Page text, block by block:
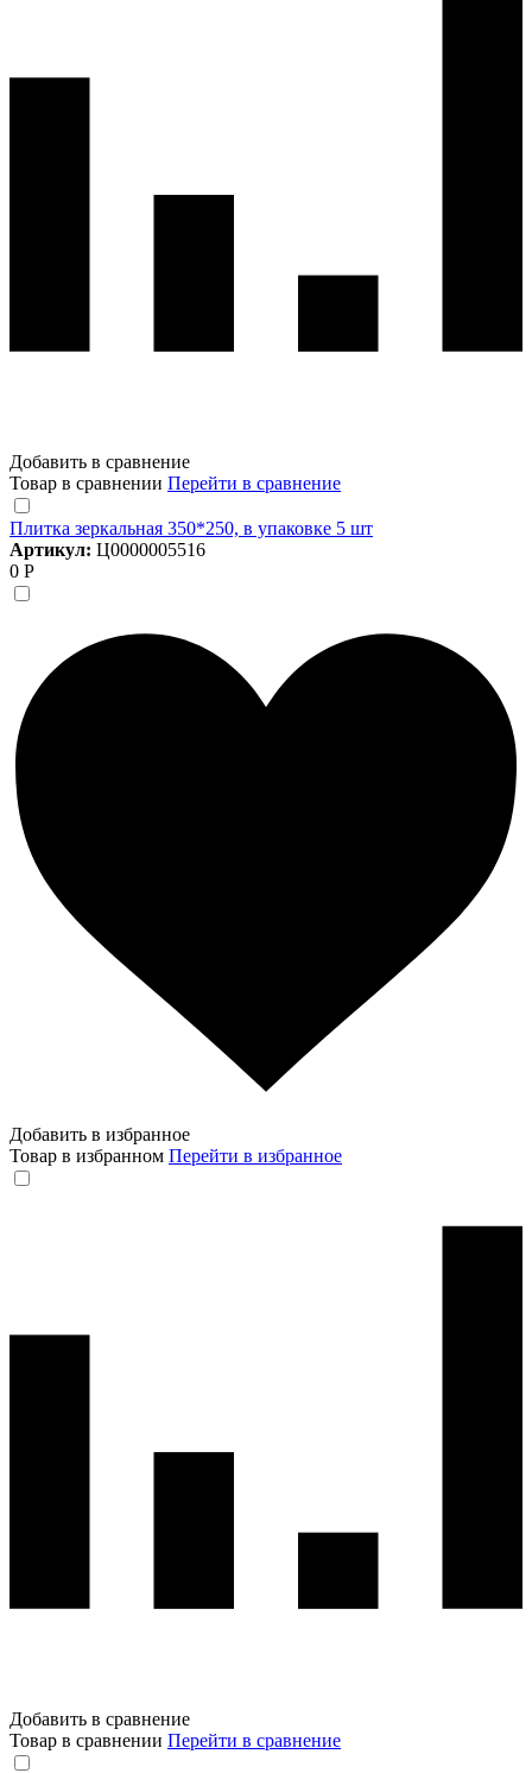
Добавить в сравнение
Товар в сравнении Перейти в сравнение
Плитка зеркальная 350*250, в упаковке 5 шт
Артикул: Ц0000005516
0 Р
Добавить в избранное
Товар в избранном Перейти в избранное
Добавить в сравнение
Товар в сравнении Перейти в сравнение